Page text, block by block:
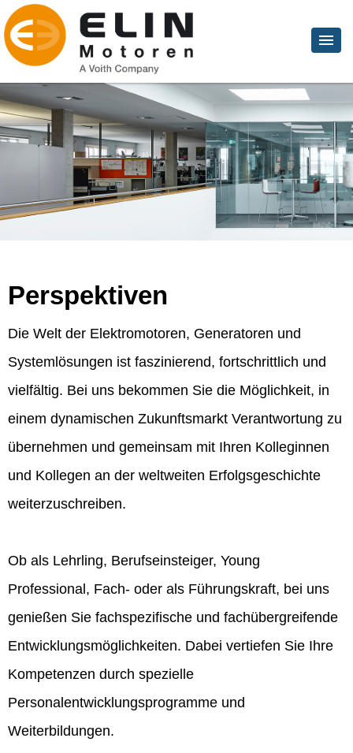
Perspektiven
Die Welt der Elektromotoren, Generatoren und
Systemlösungen ist faszinierend, fortschrittlich und
vielfältig. Bei uns bekommen Sie die Möglichkeit, in
einem dynamischen Zukunftsmarkt Verantwortung zu
übernehmen und gemeinsam mit Ihren Kolleginnen
und Kollegen an der weltweiten Erfolgsgeschichte
weiterzuschreiben.
Ob als Lehrling, Berufseinsteiger, Young
Professional, Fach- oder als Führungskraft, bei uns
genießen Sie fachspezifische und fachübergreifende
Entwicklungsmöglichkeiten. Dabei vertiefen Sie Ihre
Kompetenzen durch spezielle
Personalentwicklungsprogramme und
Weiterbildungen.